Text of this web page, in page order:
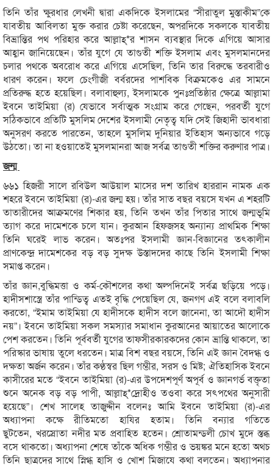
তিনি তাঁর ক্ষুরধার লেখনী দ্বারা একদিকে ইসলামের “সীরাতুল মুস্তাকীম”কে
যাবতীয় আবিলতা মুক্ত করার চেষ্টা করেছেন, অপরদিকে সকলকে যাবতীয়
বিভ্রান্তির পথ পরিহার করে আল্লাহ্*র শাসন ব্যবস্থার দিকে এগিয়ে আসার
আহ্বান জানিয়েছেন। তাঁর যুগে যে তাগুতী শক্তি ইসলাম এবং মুসলমানদের
চলার পথকে অবরোধ করে এগিয়ে এসেছিল, তিনি তার বিরুদ্ধে তরবারীও
ধারণ করেন। ফলে চেংগীজী বর্বরদের পাশবিক বিক্রমকেও এর সামনে
প্রতিরুদ্ধ হতে হয়েছিল। বলাবাহুল্য, ইসলামকে পুনঃপ্রতিষ্ঠার ক্ষেত্রে আল্লামা
ইবনে তাইমিয়া (র) যেভাবে সর্বাত্মক সংগ্রাম করে গেছেন, পরবর্তী যুগে
সঠিকভাবে প্রতিটি মুসলিম দেশের ইসলামী নেতৃত্ব যদি সেই জিহাদী ভাবধারা
অনুসরণ করতে পারতেন, তাহলে মুসলিম দুনিয়ার ইতিহাস অন্যভাবে গড়ে
উঠতো। তা না হওয়াতেই মুসলমানরা আজ সর্বত্র তাগুতী শক্তির করুণার পাত্র।
জন্ম
৬৬১ হিজরী সালে রবিউল আউয়াল মাসের দশ তারিখ হাররান নামক এক
শহরে ইবনে তাইমিয়া (র)-এর জন্ম হয়। তাঁর সাত বছর বয়সে যখন এ শহরটি
তাতারীদের আক্রমণের শিকার হয়, তিনি তখন তাঁর পিতার সাথে জন্মভূমি
ত্যাগ করে দামেশকে চলে যান। কুরআন হিফজসহ অন্যান্য প্রাথমিক শিক্ষা
তিনি ঘরেই লাভ করেন। অতঃপর ইসলামী জ্ঞান-বিজ্ঞানের তৎকালীন
প্রাণকেন্দ্র দামেশকের বড় বড় সুদক্ষ উস্তাদদের কাছে তিনি ইসলামী শিক্ষা
সমাপ্ত করেন।
তাঁর জ্ঞান,বুদ্ধিমত্তা ও কর্ম-কৌশলের কথা অল্পদিনেই সর্বত্র ছড়িয়ে পড়ে।
হাদীসশাস্ত্রে তাঁর পান্ডিত্ব এতই বৃদ্ধি পেয়েছিল যে, জনগণ এই বলে বলাবলি
করতো, “ইমাম তাইমিয়া যে হাদীসকে হাদীস বলে জানেনা, তা আদৌ হাদীস
নয়”। ইবনে তাইমিয়া সকল সমস্যার সমাধান কুরআনের আয়াতের আলোকে
পেশ করতেন। তিনি পূর্ববর্তী যুগের তাফসীরকারকদের কোন ভ্রান্তি থাকলে, তা
পরিস্কার ভাষায় তুলে ধরতেন। মাত্র বিশ বছর বয়সে, তিনি এই জ্ঞান বৈদগ্ধ ও
দক্ষতা অর্জন করেন। তাঁর কণ্ঠস্বর ছিল গম্ভীর, সরস ও মিষ্ট; ঐতিহাসিক ইবনে
কাসীরের মতে “ইবনে তাইমিয়া (র)-এর উপদেশপূর্ণ অপূর্ব ও জ্ঞানগর্ভ বক্তৃতা
শুনে অনেক বড় বড় পাপী, আল্লাহ্*দ্রোহীও তওবা করে সৎপথের অনুসারী
হয়েছে”। শেখ সালেহ তাজুদ্দীন বলেনঃ আমি ইবনে তাইমিয়া (র)-এর
অধ্যাপনা কক্ষে রীতিমতো হাযির হতাম। তিনি বন্যার গতিতে
ছুটতেন, খরস্রোতা নদীর মত প্রবাহিত হতেন। শ্রোতামন্ডলী চোখ মুদে স্তব্ধ
বসে থাকতো। অধ্যাপনা শেষে তাঁকে অধিক গম্ভীর ও ভয়ঙ্কর মনে হতো অথচ
তিনি ছাত্রদের সাথে স্নিগ্ধ হাসি ও খোশ মিজাযে কথা বলতেন। অধ্যাপনার